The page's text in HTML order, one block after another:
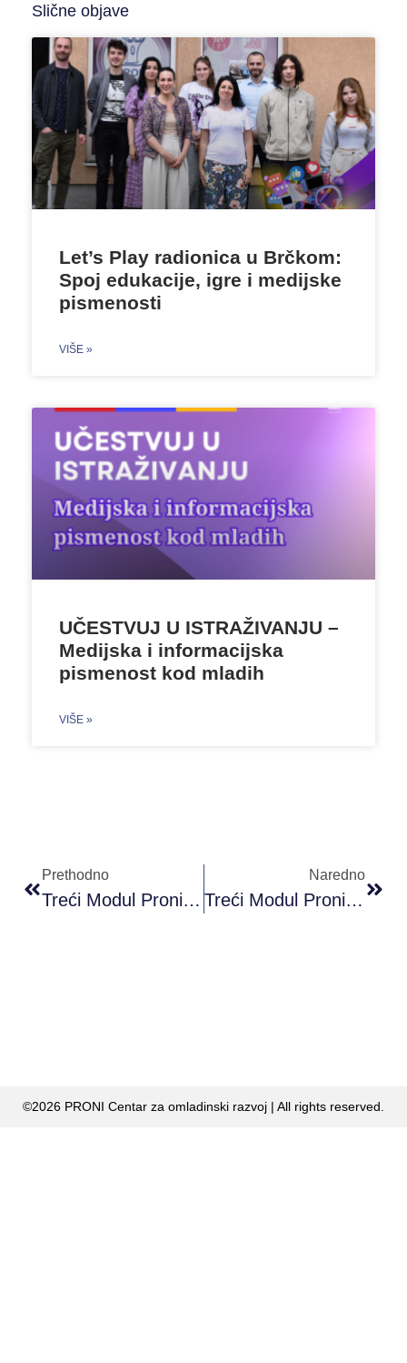
Slične objave
Let’s Play radionica u Brčkom:
Spoj edukacije, igre i medijske
pismenosti
VIŠE »
UČESTVUJ U ISTRAŽIVANJU –
Medijska i informacijska
pismenost kod mladih
VIŠE »
Prethodno
Treći Modul Proni Akademije Omladinskog Rada (PAOR) A Nivoa
Naredno
Treći Modul Proni Akademije Omladinskog Rada (PAOR) B+ Nivoa
©2026 PRONI Centar za omladinski razvoj | All rights reserved.